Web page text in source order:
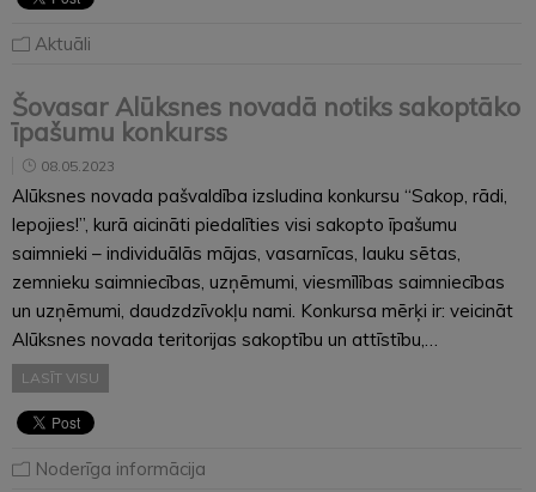
Aktuāli
Šovasar Alūksnes novadā notiks sakoptāko
īpašumu konkurss
08.05.2023
Alūksnes novada pašvaldība izsludina konkursu “Sakop, rādi,
lepojies!”, kurā aicināti piedalīties visi sakopto īpašumu
saimnieki – individuālās mājas, vasarnīcas, lauku sētas,
zemnieku saimniecības, uzņēmumi, viesmīlības saimniecības
un uzņēmumi, daudzdzīvokļu nami. Konkursa mērķi ir: veicināt
Alūksnes novada teritorijas sakoptību un attīstību,…
LASĪT VISU
Noderīga informācija